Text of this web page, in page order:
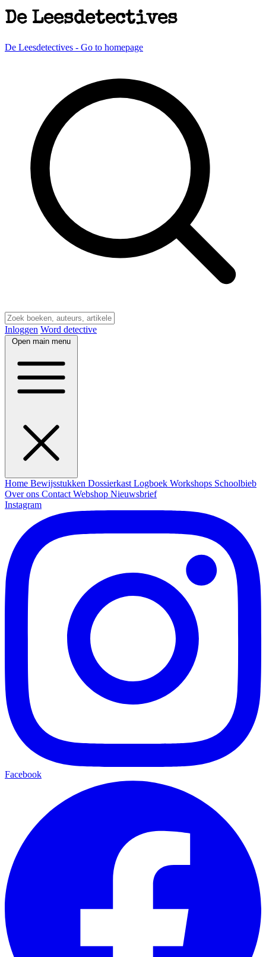
De Leesdetectives
De Leesdetectives - Go to homepage
Inloggen Word detective
Open main menu
Home Bewijsstukken Dossierkast Logboek Workshops Schoolbieb
Over ons Contact Webshop Nieuwsbrief
Instagram
Facebook